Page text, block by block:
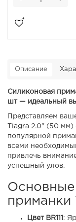
Описание
Силиконовая
шт — идеальный
Представляем
Tiagra 2.0" (50 мм)
популярной
всеми
привлечь
успешный улов.
Основные
приманки
Цвет BR111 :